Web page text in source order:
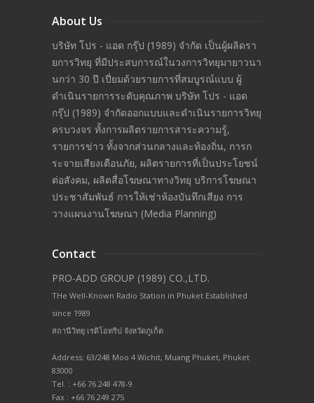
About Us
บริษัท โปร - แอด กรุ๊ป (1989) จำกัด เป็นผู้ผลิดรา
ยการวิทยุ ที่มีประสบการณ์ในวงการวิทยุมายาวนา
นกว่า 30 ปี เปี่ยมด้วยรายการที่สมบูรณ์แบบ ผู้
ดำเนินรายการระดับคุณภาพ บริษัท โปร - แอด
กรุ๊ป (1989) จำกัดออกแบบและดำเนินรายการวิทยุ
ครบวงจร ทั้งการผลิตรายการสาระความรู้,
รายการข่าว ทั้งจากส่วนกลางและท้องถิ่น, การก
ระจายเสียงเตือนภัย, ผลิตรายการที่เป็นประโยชน์
ต่อสังคม, ผลิตสื่อโฆษณาทางวิทยุ บริการโฆษณา
ประชาสัมพันธ์ การให้เช่าห้องบันทึกเสียง การ
วางแผนงานโฆษณา (Media Planning)
Contact
PRO-ADD GROUP (1989) CO.,LTD.
THe Well-Known Radio Station in Phuket Established
since 1989
สถานีวิทยุ เรดิโอทริป จังหวัดภูเก็ต
Address: 63/248 Moo 4 Wichit, Muang Phuket, Phuket
83000
Tel. : +66 76 248 478-9
Fax : +66 76 249 275